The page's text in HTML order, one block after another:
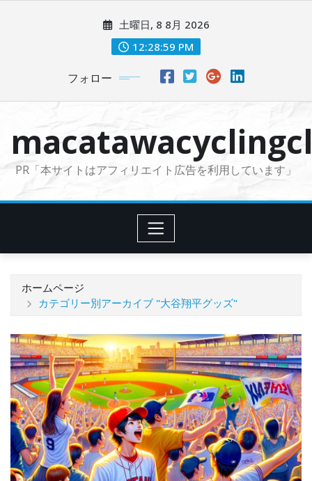
に
土曜日, 8 8月 2026
12:29:01 PM
フォロー
PR「本サイトはアフィリエイト広告を利用しています」
ホームページ
カテゴリー別アーカイブ "大谷翔平グッズ"